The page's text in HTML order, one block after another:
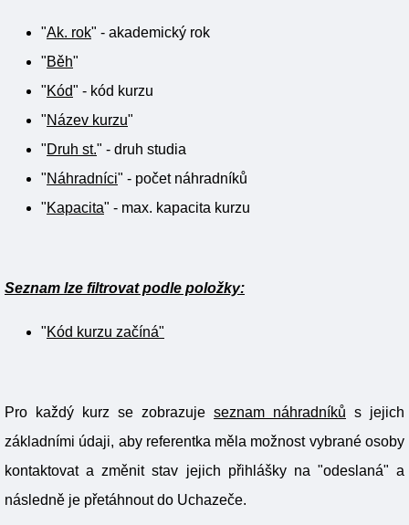
"Ak. rok" - akademický rok
"Běh"
"Kód" - kód kurzu
"Název kurzu"
"Druh st." - druh studia
"Náhradníci" - počet náhradníků
"Kapacita" - max. kapacita kurzu
Seznam lze filtrovat podle položky:
"Kód kurzu začíná"
Pro každý kurz se zobrazuje seznam náhradníků s jejich
základními údaji, aby referentka měla možnost vybrané osoby
kontaktovat a změnit stav jejich přihlášky na "odeslaná" a
následně je přetáhnout do Uchazeče.